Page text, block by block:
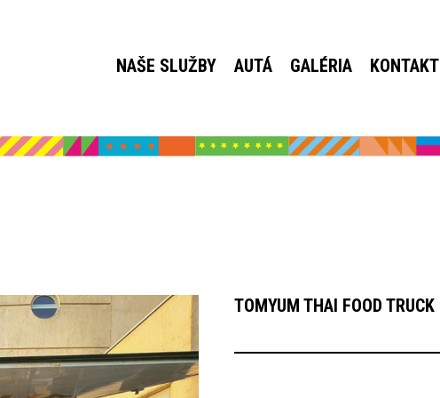
NAŠE SLUŽBY AUTÁ GALÉRIA KONTAKT
TOMYUM THAI FOOD TRUCK